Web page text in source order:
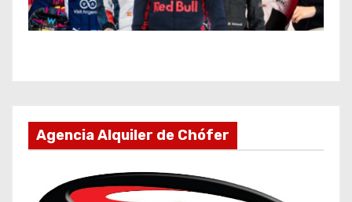
Agencia Alquiler de Chófer